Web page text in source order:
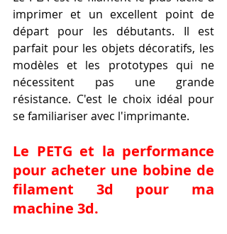
imprimer et un excellent point de
départ pour les débutants. Il est
parfait pour les objets décoratifs, les
modèles et les prototypes qui ne
nécessitent pas une grande
résistance. C'est le choix idéal pour
se familiariser avec l'imprimante.
Le PETG et la performance
pour acheter une bobine de
filament 3d pour ma
machine 3d.